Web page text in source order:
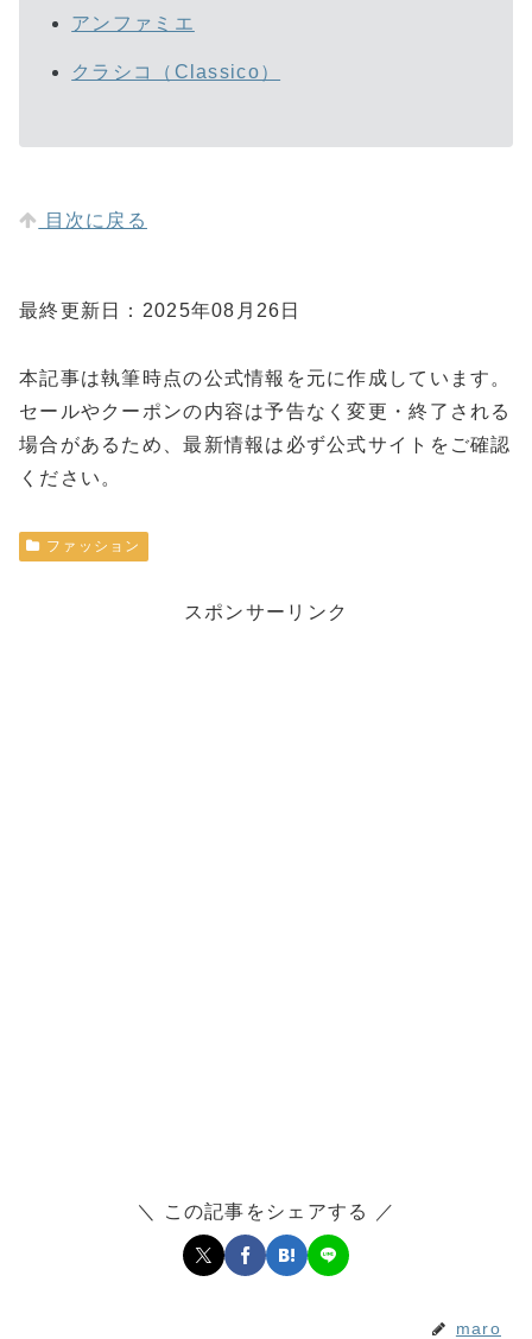
アンファミエ
クラシコ（Classico）
目次に戻る
最終更新日：2025年08月26日
本記事は執筆時点の公式情報を元に作成しています。
セールやクーポンの内容は予告なく変更・終了される
場合があるため、最新情報は必ず公式サイトをご確認
ください。
ファッション
スポンサーリンク
＼ この記事をシェアする ／
maro